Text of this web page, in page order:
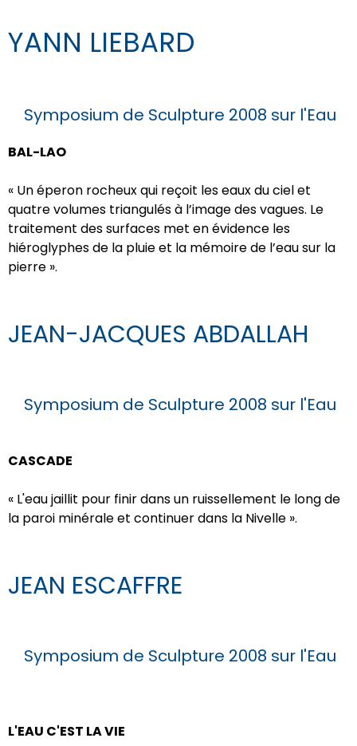
YANN LIEBARD
Symposium de Sculpture 2008 sur l'Eau
BAL-LAO
« Un éperon rocheux qui reçoit les eaux du ciel et
quatre volumes triangulés à l’image des vagues. Le
traitement des surfaces met en évidence les
hiéroglyphes de la pluie et la mémoire de l’eau sur la
pierre ».
JEAN-JACQUES ABDALLAH
Symposium de Sculpture 2008 sur l'Eau
CASCADE
« L'eau jaillit pour finir dans un ruissellement le long de
la paroi minérale et continuer dans la Nivelle ».
JEAN ESCAFFRE
Symposium de Sculpture 2008 sur l'Eau
L'EAU C'EST LA VIE